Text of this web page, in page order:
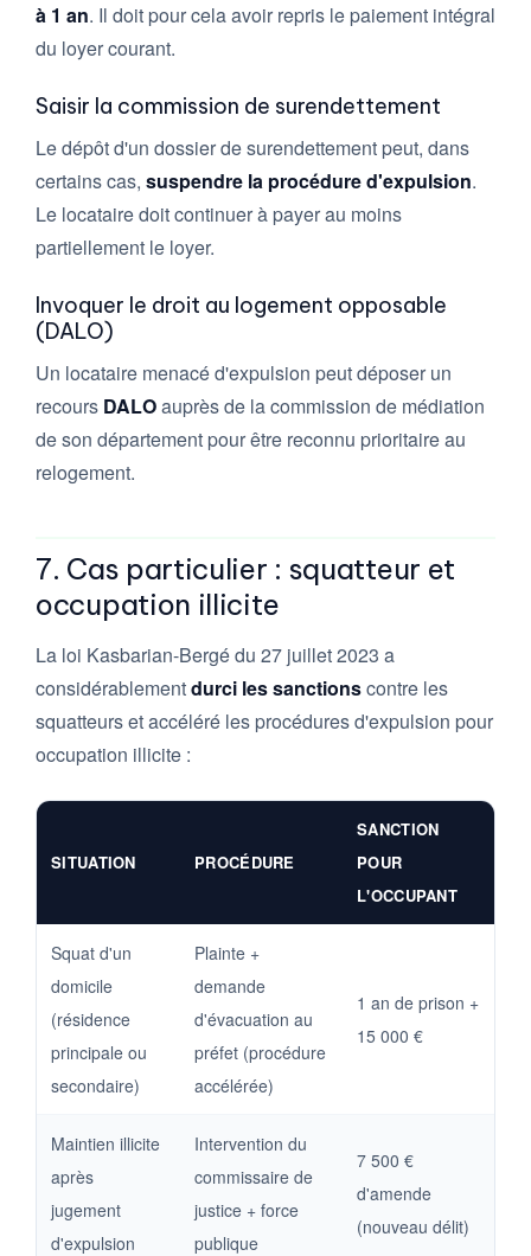
à 1 an. Il doit pour cela avoir repris le paiement intégral
du loyer courant.
Saisir la commission de surendettement
Le dépôt d'un dossier de surendettement peut, dans
certains cas, suspendre la procédure d'expulsion.
Le locataire doit continuer à payer au moins
partiellement le loyer.
Invoquer le droit au logement opposable
(DALO)
Un locataire menacé d'expulsion peut déposer un
recours DALOauprès de la commission de médiation
de son département pour être reconnu prioritaire au
relogement.
7. Cas particulier : squatteur et
occupation illicite
La loi Kasbarian-Bergé du 27 juillet 2023 a
considérablementdurci les sanctionscontre les
squatteurs et accéléré les procédures d'expulsion pour
occupation illicite :
SITUATION PROCÉDURE
SANCTION
POUR
L'OCCUPANT
Squat d'un
domicile
(résidence
principale ou
secondaire)
Plainte +
demande
d'évacuation au
préfet (procédure
accélérée)
1 an de prison +
15 000 €
Maintien illicite
après
jugement
d'expulsion
Intervention du
commissaire de
justice + force
publique
7 500 €
d'amende
(nouveau délit)